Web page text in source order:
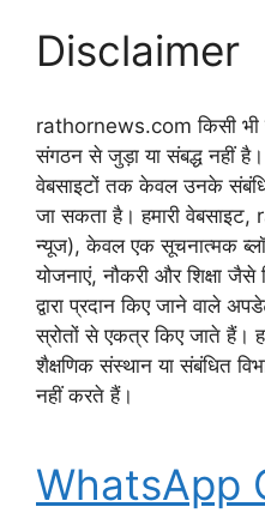
Disclaimer
rathornews.com किसी भी
संगठन से जुड़ा या संबद्ध नहीं
वेबसाइटों तक केवल उनके
जा सकता है। हमारी
न्यूज), केवल एक सूचनात्मक
योजनाएं, नौकरी और शिक्षा
द्वारा प्रदान किए जाने वाले
स्रोतों से एकत्र किए जाते हैं।
शैक्षणिक संस्थान या संबंधित
नहीं करते हैं।
WhatsApp